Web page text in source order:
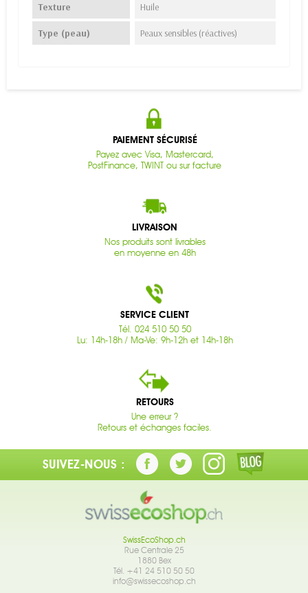
Texture Huile
Type (peau) Peaux sensibles (réactives)
PAIEMENT SÉCURISÉ
Payez avec Visa, Mastercard,
PostFinance, TWINT ou sur facture
LIVRAISON
Nos produits sont livrables
en moyenne en 48h
SERVICE CLIENT
Tél. 024 510 50 50
Lu: 14h-18h / Ma-Ve: 9h-12h et 14h-18h
RETOURS
Une erreur ?
Retours et échanges faciles.
SUIVEZ-NOUS :
SwissEcoShop.ch
Rue Centrale 25
1880 Bex
Tél. +41 24 510 50 50
info@swissecoshop.ch